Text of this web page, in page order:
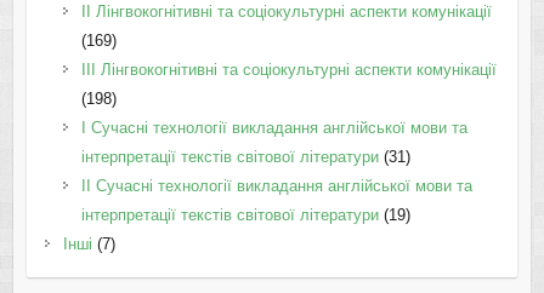
IІ Лінгвокогнітивні та соціокультурні аспекти комунікації
(169)
IІI Лінгвокогнітивні та соціокультурні аспекти комунікації
(198)
I Cучасні технології викладання англійської мови та
інтерпретації текстів світової літератури(31)
II Cучасні технології викладання англійської мови та
інтерпретації текстів світової літератури(19)
Інші (7)